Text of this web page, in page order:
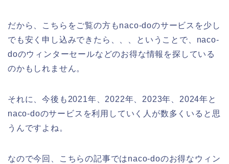
だから、こちらをご覧の方もnaco-doのサービスを少し
でも安く申し込みできたら、、、ということで、naco-
doのウィンターセールなどのお得な情報を探している
のかもしれません。
それに、今後も2021年、2022年、2023年、2024年と
naco-doのサービスを利用していく人が数多くいると思
うんですよね。
なので今回、こちらの記事ではnaco-doのお得なウィン